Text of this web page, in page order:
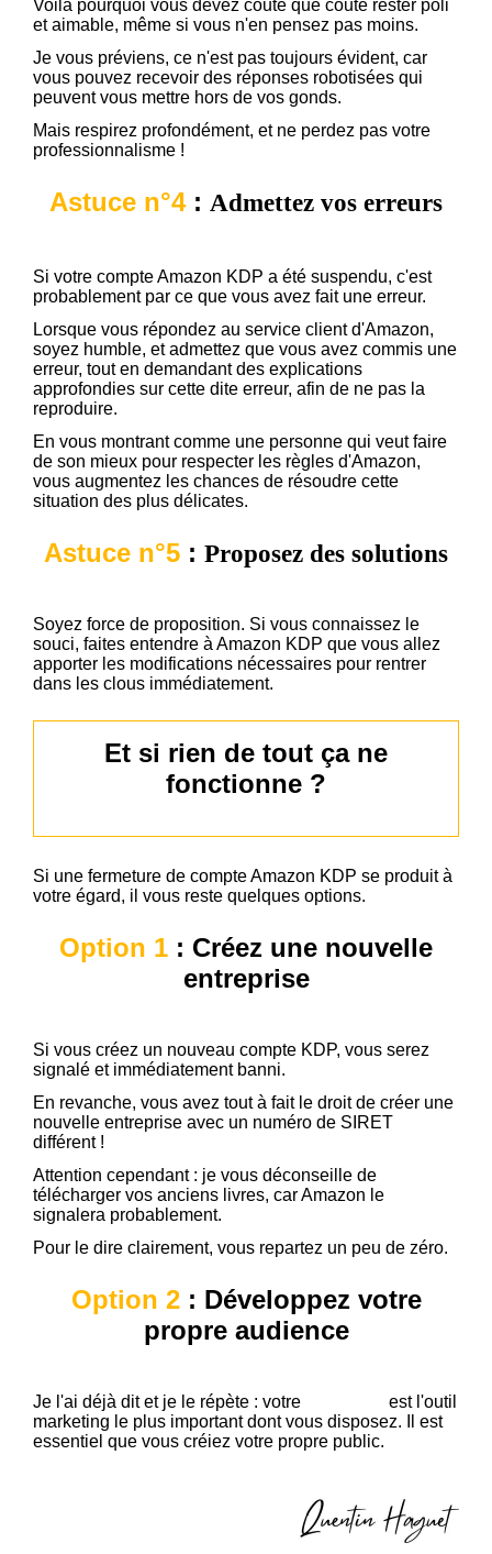
Voilà pourquoi vous devez coute que coute rester poli
et aimable, même si vous n'en pensez pas moins.
Je vous préviens, ce n'est pas toujours évident, car
vous pouvez recevoir des réponses robotisées qui
peuvent vous mettre hors de vos gonds.
Mais respirez profondément, et ne perdez pas votre
professionnalisme !
Astuce n°4: Admettez vos erreurs
Si votre compte Amazon KDP a été suspendu, c'est
probablement par ce que vous avez fait une erreur.
Lorsque vous répondez au service client d'Amazon,
soyez humble, et admettez que vous avez commis une
erreur, tout en demandant des explications
approfondies sur cette dite erreur, afin de ne pas la
reproduire.
En vous montrant comme une personne qui veut faire
de son mieux pour respecter les règles d'Amazon,
vous augmentez les chances de résoudre cette
situation des plus délicates.
Astuce n°5 : Proposez des solutions
Soyez force de proposition. Si vous connaissez le
souci, faites entendre à Amazon KDP que vous allez
apporter les modifications nécessaires pour rentrer
dans les clous immédiatement.
Et si rien de tout ça ne
fonctionne ?
Si une fermeture de compte Amazon KDP se produit à
votre égard, il vous reste quelques options.
Option 1 : Créez une nouvelle
entreprise
Si vous créez un nouveau compte KDP, vous serez
signalé et immédiatement banni.
En revanche, vous avez tout à fait le droit de créer une
nouvelle entreprise avec un numéro de SIRET
différent !
Attention cependant : je vous déconseille de
télécharger vos anciens livres, car Amazon le
signalera probablement.
Pour le dire clairement, vous repartez un peu de zéro.
Option 2: Développez votre
propre audience
Je l'ai déjà dit et je le répète : votre
est l'outil
marketing le plus important dont vous disposez. Il est
essentiel que vous créiez votre propre public.